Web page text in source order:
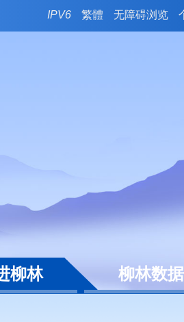
IPV6 繁體 无障碍浏览
柳林 柳林数据